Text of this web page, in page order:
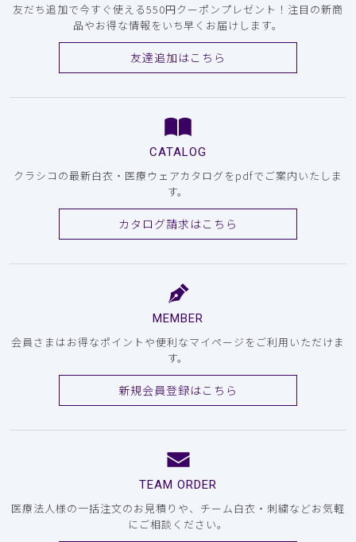
友だち追加で今すぐ使える550円クーポンプレゼント！注目の新商
品やお得な情報をいち早くお届けします。
友達追加はこちら
CATALOG
クラシコの最新白衣・医療ウェアカタログをpdfでご案内いたしま
す。
カタログ請求はこちら
MEMBER
会員さまはお得なポイントや便利なマイページをご利用いただけま
す。
新規会員登録はこちら
TEAM ORDER
医療法人様の一括注文のお見積りや、チーム白衣・刺繍などお気軽
にご相談ください。